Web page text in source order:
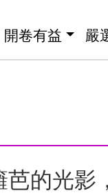
開卷有益 嚴
芭的光影